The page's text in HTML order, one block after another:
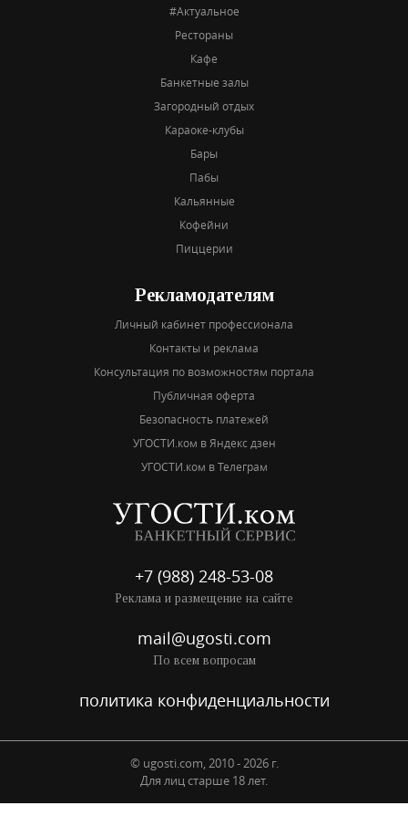
#Актуальное
Рестораны
Кафе
Банкетные залы
Загородный отдых
Караоке-клубы
Бары
Пабы
Кальянные
Кофейни
Пиццерии
Рекламодателям
Личный кабинет профессионала
Контакты и реклама
Консультация по возможностям портала
Публичная оферта
Безопасность платежей
УГОСТИ.ком в Яндекс дзен
УГОСТИ.ком в Телеграм
+7 (988) 248-53-08
Реклама и размещение на сайте
mail@ugosti.com
По всем вопросам
политика конфиденциальности
© ugosti.com, 2010 - 2026 г.
Для лиц старше 18 лет.